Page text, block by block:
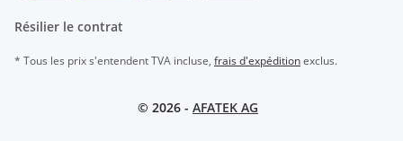
Résilier le contrat
* Tous les prix s'entendent TVA incluse, frais d'expéditionexclus.
© 2026 - AFATEK AG